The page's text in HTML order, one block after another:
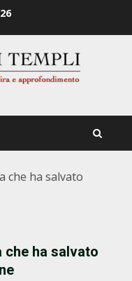
che ha salvato
che ha salvato